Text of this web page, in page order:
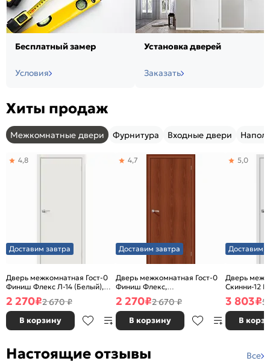
Бесплатный замер
Условия
Установка дверей
Заказать
Хиты продаж
Межкомнатные двери Фурнитура Входные двери
Доставим завтра
Дверь межкомнатная Гост-0
Финиш Флекс Л-14 (Белый),
глухая, каркасно-щитовая
4,8
2 270₽2 670 ₽
В корзину
Доставим завтра
Дверь межкомнатная Гост-0
Финиш Флекс,
Ламинированные Л-11
(ИталОрех), глухая, каркасно-
щитовая
4,7
2 270₽2 670 ₽
В корзину
Доставим
Дверь
Скинни-12
глухая,
5,0
3 803₽5
В
Настоящие отзывы Все